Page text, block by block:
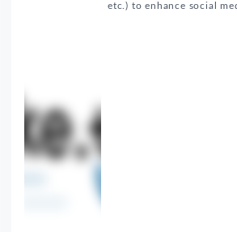
etc.) to enhance social